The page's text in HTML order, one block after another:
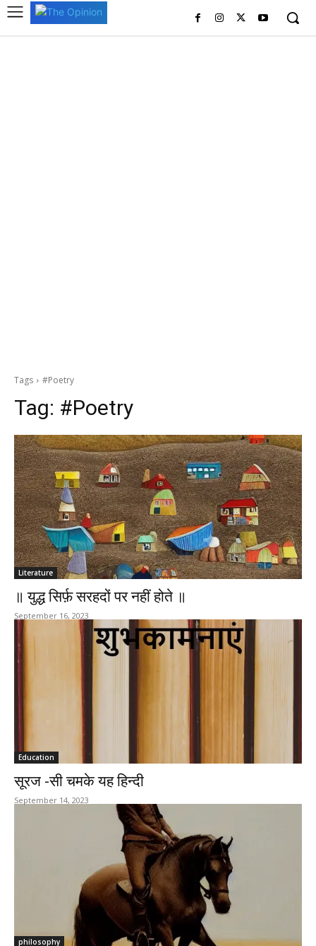
Tags #Poetry
Tag: #Poetry
Literature
॥ युद्ध सिर्फ़ सरहदों पर नहीं होते ॥
September 16, 2023
Education
सूरज -सी चमके यह हिन्दी
September 14, 2023
philosophy